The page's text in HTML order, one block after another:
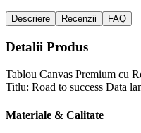
Descriere Recenzii FAQ
Detalii Produs
Tablou Canvas Premium cu
Titlu: Road to success Data
Materiale & Calitate